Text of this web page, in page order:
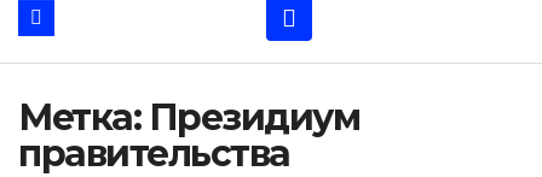
Метка: Президиум
правительства